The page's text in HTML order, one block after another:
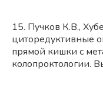
15. Пучков К.В.,
циторедуктивные
прямой кишки с
колопроктологии.